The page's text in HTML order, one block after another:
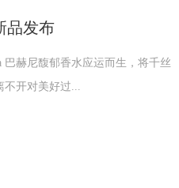
品发布
巴赫尼馥郁香水应运而生，将千丝
开对美好过...